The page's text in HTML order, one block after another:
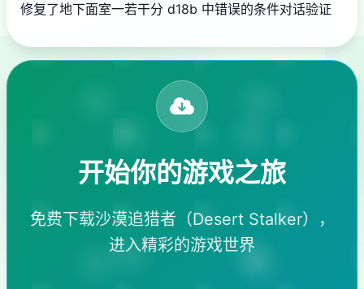
修复了地下面室一若干分 d18b 中错误的条件对话验证
开始你的游戏之旅
免费下载沙漠追猎者（Desert Stalker），
进入精彩的游戏世界